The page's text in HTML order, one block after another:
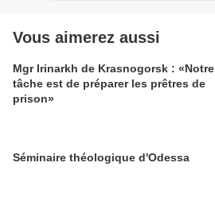
Vous aimerez aussi
Mgr Irinarkh de Krasnogorsk : «Notre
tâche est de préparer les prêtres de
prison»
Séminaire théologique d'Odessa